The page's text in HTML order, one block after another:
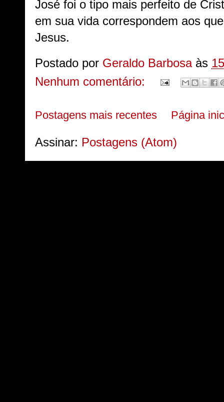
José foi o tipo mais perfeito de
em sua vida correspondem aos
Jesus.
Postado por Geraldo Barbosa às
Nenhum comentário:
Postagens mais recentes Página
Assinar: Postagens (Atom)